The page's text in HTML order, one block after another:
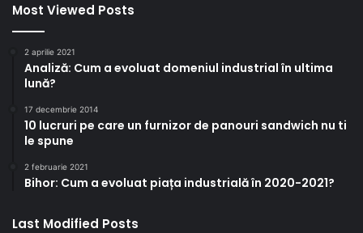
Most Viewed Posts
2 aprilie 2021
Analiză: Cum a evoluat domeniul industrial în ultima
lună?
17 decembrie 2014
10 lucruri pe care un furnizor de panouri sandwich nu ti
le spune
2 februarie 2021
Bihor: Cum a evoluat piața industrială în 2020-2021?
Last Modified Posts